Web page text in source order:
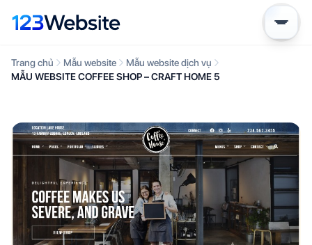
Trang chủ Mẫu website
Mẫu website dịch vụ
MẪU WEBSITE COFFEE SHOP – CRAFT HOME 5